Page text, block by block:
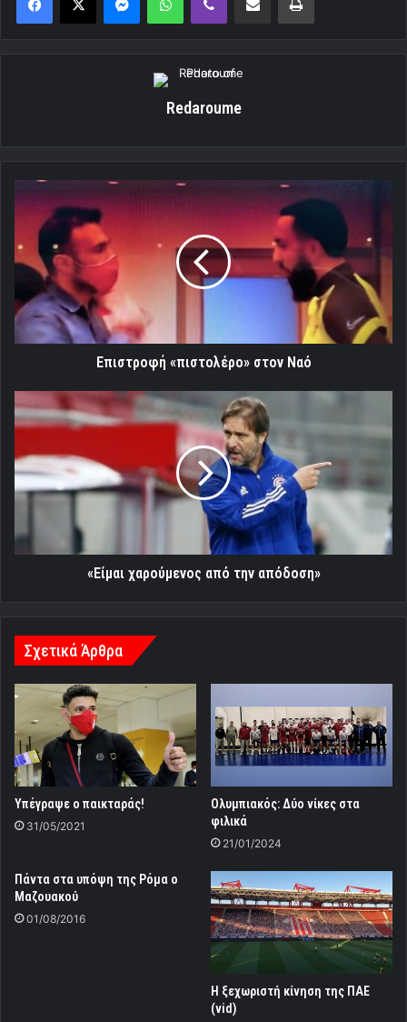
Redaroume
«πιστολέρο»
στον
Ναό
Επιστροφή «πιστολέρο» στον Ναό
χαρούμενος
την
απόδοση»
«Είμαι χαρούμενος από την απόδοση»
Σχετικά Άρθρα
Υπέγραψε ο παικταράς!
31/05/2021
Ολυμπιακός: Δύο νίκες στα
φιλικά
21/01/2024
Πάντα στα υπόψη της Ρόμα ο
Μαζουακού
01/08/2016
Η ξεχωριστή κίνηση της ΠΑΕ
(vid)